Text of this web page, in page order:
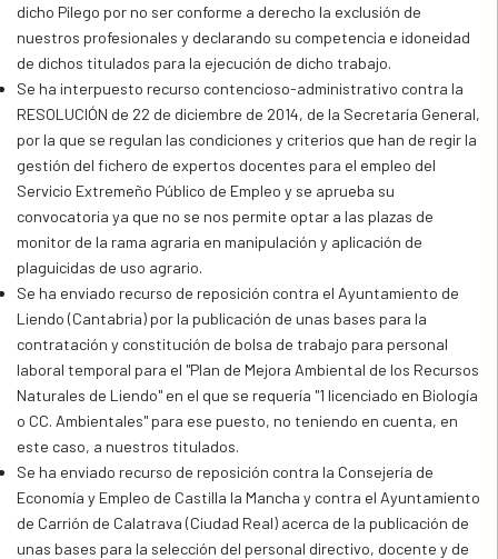
dicho Pilego por no ser conforme a derecho la exclusión de
nuestros profesionales y declarando su competencia e idoneidad
de dichos titulados para la ejecución de dicho trabajo.
Se ha interpuesto recurso contencioso-administrativo contra la
RESOLUCIÓN de 22 de diciembre de 2014, de la Secretaría General,
por la que se regulan las condiciones y criterios que han de regir la
gestión del fichero de expertos docentes para el empleo del
Servicio Extremeño Público de Empleo y se aprueba su
convocatoria ya que no se nos permite optar a las plazas de
monitor de la rama agraria en manipulación y aplicación de
plaguicidas de uso agrario.
Se ha enviado recurso de reposición contra el Ayuntamiento de
Liendo (Cantabria) por la publicación de unas bases para la
contratación y constitución de bolsa de trabajo para personal
laboral temporal para el "Plan de Mejora Ambiental de los Recursos
Naturales de Liendo" en el que se requería "1 licenciado en Biología
o CC. Ambientales" para ese puesto, no teniendo en cuenta, en
este caso, a nuestros titulados.
Se ha enviado recurso de reposición contra la Consejería de
Economía y Empleo de Castilla la Mancha y contra el Ayuntamiento
de Carrión de Calatrava (Ciudad Real) acerca de la publicación de
unas bases para la selección del personal directivo, docente y de